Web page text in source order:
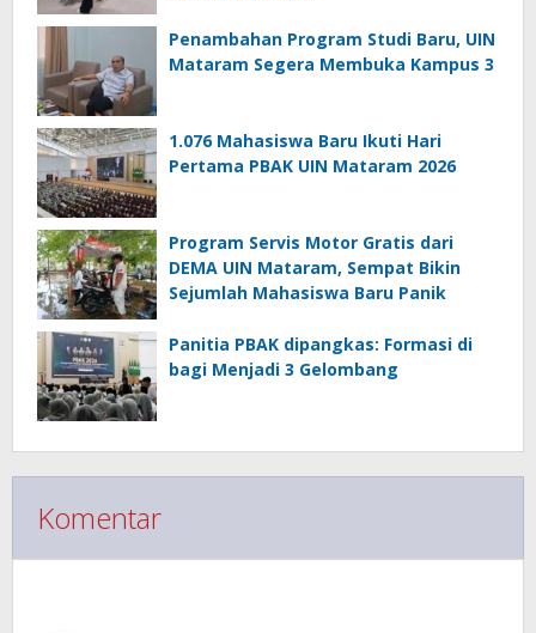
Penambahan Program Studi Baru, UIN
Mataram Segera Membuka Kampus 3
1.076 Mahasiswa Baru Ikuti Hari
Pertama PBAK UIN Mataram 2026
Program Servis Motor Gratis dari
DEMA UIN Mataram, Sempat Bikin
Sejumlah Mahasiswa Baru Panik
Panitia PBAK dipangkas: Formasi di
bagi Menjadi 3 Gelombang
Komentar